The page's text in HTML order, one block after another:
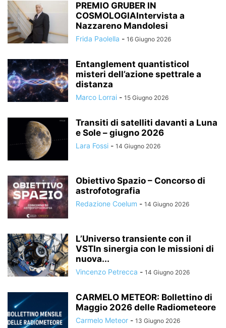
PREMIO GRUBER IN
COSMOLOGIAIntervista a
Nazzareno Mandolesi
Frida Paolella - 16 Giugno 2026
Entanglement quantisticoI
misteri dell’azione spettrale a
distanza
Marco Lorrai - 15 Giugno 2026
Transiti di satelliti davanti a Luna
e Sole – giugno 2026
Lara Fossi - 14 Giugno 2026
Obiettivo Spazio – Concorso di
astrofotografia
Redazione Coelum - 14 Giugno 2026
L’Universo transiente con il
VSTIn sinergia con le missioni di
nuova...
Vincenzo Petrecca - 14 Giugno 2026
CARMELO METEOR: Bollettino di
Maggio 2026 delle Radiometeore
Carmelo Meteor - 13 Giugno 2026